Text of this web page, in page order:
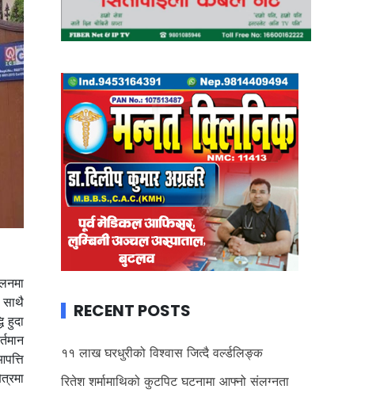
साथै
हुदा
RECENT POSTS
११ लाख घरधुरीको विश्वास जित्दै वर्ल्डलिङ्क
रितेश शर्मामाथिको कुटपिट घटनामा आफ्नो संलग्नता